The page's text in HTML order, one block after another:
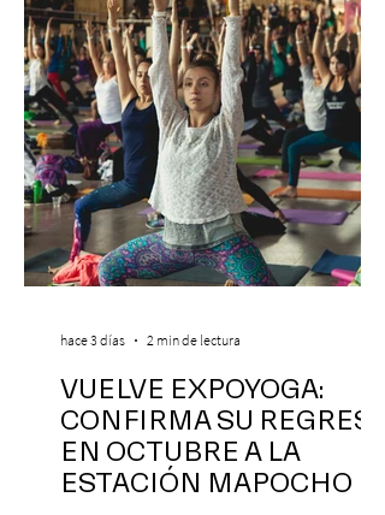
VUELVE EXPOYOGA:
CONFIRMA SU REGRESO
EN OCTUBRE A LA
ESTACIÓN MAPOCHO
hace 3 días 2 min de lectura